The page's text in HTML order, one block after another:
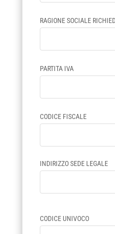
RAGIONE SOCIALE
PARTITA IVA
CODICE FISCALE
INDIRIZZO SEDE LEGALE
CODICE UNIVOCO